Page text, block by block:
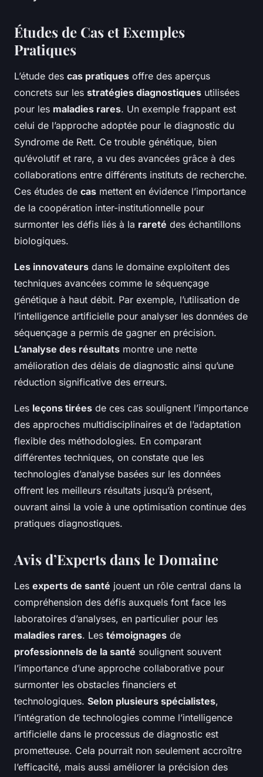
Études de Cas et Exemples
Pratiques
L’étude des cas pratiques offre des aperçus
concrets sur les stratégies diagnostiques utilisées
pour les maladies rares. Un exemple frappant est
celui de l’approche adoptée pour le diagnostic du
Syndrome de Rett. Ce trouble génétique, bien
qu’évolutif et rare, a vu des avancées grâce à des
collaborations entre différents instituts de recherche.
Ces études de cas mettent en évidence l’importance
de la coopération inter-institutionnelle pour
surmonter les défis liés à la rareté des échantillons
biologiques.
Les innovateurs dans le domaine exploitent des
techniques avancées comme le séquençage
génétique à haut débit. Par exemple, l’utilisation de
l’intelligence artificielle pour analyser les données de
séquençage a permis de gagner en précision.
L’analyse des résultats montre une nette
amélioration des délais de diagnostic ainsi qu’une
réduction significative des erreurs.
Les leçons tirées de ces cas soulignent l’importance
des approches multidisciplinaires et de l’adaptation
flexible des méthodologies. En comparant
différentes techniques, on constate que les
technologies d’analyse basées sur les données
offrent les meilleurs résultats jusqu’à présent,
ouvrant ainsi la voie à une optimisation continue des
pratiques diagnostiques.
Avis d’Experts dans le Domaine
Les experts de santé jouent un rôle central dans la
compréhension des défis auxquels font face les
laboratoires d’analyses, en particulier pour les
maladies rares. Les témoignages de
professionnels de la santé soulignent souvent
l’importance d’une approche collaborative pour
surmonter les obstacles financiers et
technologiques. Selon plusieurs spécialistes,
l’intégration de technologies comme l’intelligence
artificielle dans le processus de diagnostic est
prometteuse. Cela pourrait non seulement accroître
l’efficacité, mais aussi améliorer la précision des